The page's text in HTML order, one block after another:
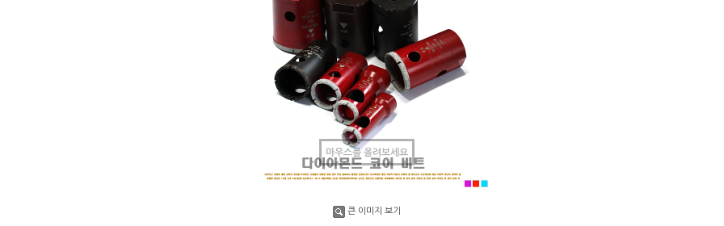
마우스를 올려보세요
큰 이미지 보기